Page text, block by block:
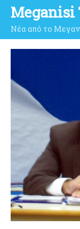
Meganisi
Νέα από το